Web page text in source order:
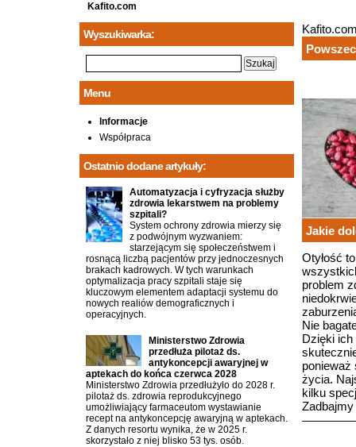
Kafito.com
Jakie
Otyłość
problem
Nie
Dzięki ich
ponieważ
życia.
kilku
Wyszukiwarka:
Menu
Informacje
Współpraca
Ostatnio dodane artykuły:
Automatyzacja i cyfryzacja służby
zdrowia lekarstwem na problemy
szpitali?
System ochrony zdrowia mierzy się
z podwójnym wyzwaniem:
starzejącym się społeczeństwem i
rosnącą liczbą pacjentów przy jednoczesnych
brakach kadrowych. W tych warunkach
optymalizacja pracy szpitali staje się
kluczowym elementem adaptacji systemu do
nowych realiów demograficznych i
operacyjnych.
Ministerstwo Zdrowia
przedłuża pilotaż ds.
antykoncepcji awaryjnej w
aptekach do końca czerwca 2028
Ministerstwo Zdrowia przedłużyło do 2028 r.
pilotaż ds. zdrowia reprodukcyjnego
umożliwiający farmaceutom wystawianie
recept na antykoncepcję awaryjną w aptekach.
Z danych resortu wynika, że w 2025 r.
skorzystało z niej blisko 53 tys. osób.